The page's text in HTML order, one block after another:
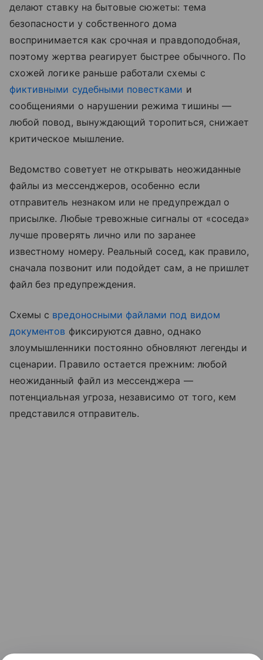
делают ставку на бытовые сюжеты: тема
безопасности у собственного дома
воспринимается как срочная и правдоподобная,
поэтому жертва реагирует быстрее обычного. По
схожей логике раньше работали схемы с
фиктивными судебными повестками и
сообщениями о нарушении режима тишины —
любой повод, вынуждающий торопиться, снижает
критическое мышление.
Ведомство советует не открывать неожиданные
файлы из мессенджеров, особенно если
отправитель незнаком или не предупреждал о
присылке. Любые тревожные сигналы от «соседа»
лучше проверять лично или по заранее
известному номеру. Реальный сосед, как правило,
сначала позвонит или подойдет сам, а не пришлет
файл без предупреждения.
Схемы с вредоносными файлами под видом
документов фиксируются давно, однако
злоумышленники постоянно обновляют легенды и
сценарии. Правило остается прежним: любой
неожиданный файл из мессенджера —
потенциальная угроза, независимо от того, кем
представился отправитель.